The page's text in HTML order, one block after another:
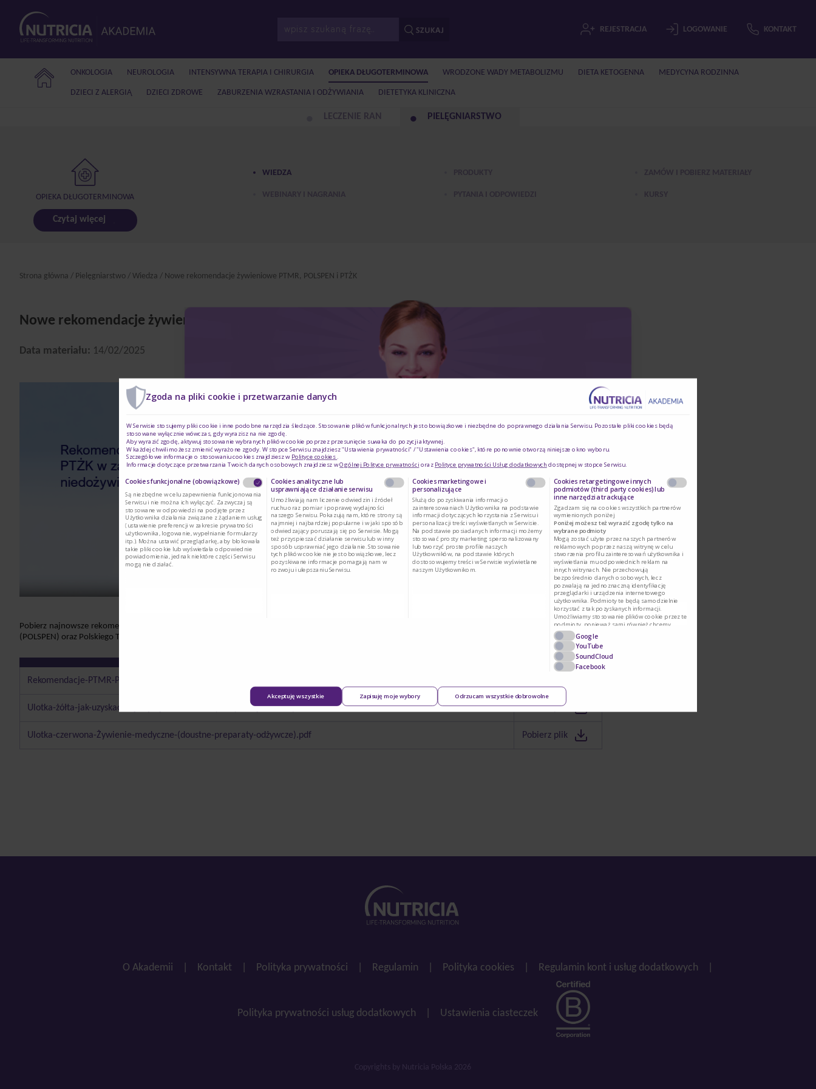
REJESTRACJA LOGOWANIE KONTAKT
ONKOLOGIA NEUROLOGIA INTENSYWNA TERAPIA I CHIRURGIA OPIEKA DŁUGOTERMINOWA WRODZONE WADY METABOLIZMU DIETA KETOGENNA MEDYCYNA RODZINNA
DZIECI Z ALERGIĄ DZIECI ZDROWE ZABURZENIA WZRASTANIA I ODŻYWIANIA DIETETYKA KLINICZNA
LECZENIE RAN PIELĘGNIARSTWO
OPIEKA DŁUGOTERMINOWA
Czytaj więcej
WIEDZA
Strona główna / Pielęgniarstwo / Wiedza / Nowe rekomendacje żywieniowe PTMR, POLSPEN i PTŻK
Nowe rekomendacje żywieniowe PTMR, POLSPEN i PTŻK
Data materiału: 14/02/2025
Pobierz najnowsze rekomendacje Polskiego Towarzystwa Medycyny Rodzinnej, Polskiego Towarzystwa Żywienia Pozajelitowego, Dojelitowego i Metabolizmu
(POLSPEN) oraz Polskiego Towarzystwa Żywienia Klinicznego w zakresie diagnostyki i leczenia niedożywienia w gabinecie lekarza POZ.
Rekomendacje-PTMR-POLSPEN-PTZK-w-zakresie-diagnostyki-i-leczenia-niedozywienia-w-gabinecie-lekarza-POZ-2024.pdf
Ulotka-żółta-jak-uzyskać-najwięcej-wartości-odżywczych-z-jedzenia.pdf Pobierz plik
Ulotka-czerwona-Żywienie-medyczne-(doustne-preparaty-odżywcze).pdf Pobierz plik
Czy jesteś osobą posiadającą kwalifikacje z
zakresu medycyny, farmacji, pielęgniarstwa,
dietetyki?
Tak Nie
O Akademii Kontakt Polityka prywatności Regulamin Polityka cookies Regulamin kont i usług dodatkowych
Polityka prywatności usług dodatkowych Ustawienia ciasteczek
Copyrights by Nutricia Polska 2026
Zgoda na pliki cookie i przetwarzanie danych
W Serwisie stosujemy pliki cookie i inne podobne narzędzia śledzące. Stosowanie plików funkcjonalnych jest obowiązkowe i niezbędne do poprawnego działania Serwisu. Pozostałe pliki cookies będą
stosowane wyłącznie wówczas, gdy wyrazisz na nie zgodę.
Aby wyrazić zgodę, aktywuj stosowanie wybranych plików cookie poprzez przesunięcie suwaka do pozycji aktywnej.
W każdej chwili możesz zmienić wyrażone zgody. W stopce Serwisu znajdziesz "Ustawienia prywatności" / "Ustawienia cookies", które ponownie otworzą niniejsze okno wyboru.
Szczegółowe informacje o stosowaniu cookies znajdziesz w Polityce cookies.
Informacje dotyczące przetwarzania Twoich danych osobowych znajdziesz wOgólnej Polityce prywatności oraz Polityce prywatności Usług dodatkowych dostępnej w stopce Serwisu.
Cookies funkcjonalne (obowiązkowe)
Są niezbędne w celu zapewnienia funkcjonowania
Serwisu i nie można ich wyłączyć. Zazwyczaj są
stosowane w odpowiedzi na podjęte przez
Użytkownika działania związane z żądaniem usług
(ustawienie preferencji w zakresie prywatności
użytkownika, logowanie, wypełnianie formularzy
itp.). Można ustawić przeglądarkę, aby blokowała
takie pliki cookie lub wyświetlała odpowiednie
powiadomienia, jednak niektóre części Serwisu
mogą nie działać.
Cookies analityczne lub
usprawniające działanie serwisu
Umożliwiają nam liczenie odwiedzin i źródeł
ruchu oraz pomiar i poprawę wydajności
naszego Serwisu. Pokazują nam, które strony są
najmniej i najbardziej popularne i w jaki sposób
odwiedzający poruszają się po Serwisie. Mogą
też przyspieszać działanie serwisu lub w inny
sposób usprawniać jego działanie. Stosowanie
tych plików cookie nie jest obowiązkowe, lecz
pozyskiwane informacje pomagają nam w
rozwoju i ulepszaniu Serwisu.
Cookies marketingowe i
personalizujące
Służą do pozyskiwania informacji o
zainteresowaniach Użytkownika na podstawie
informacji dotyczących korzystania z Serwisu i
personalizacji treści wyświetlanych w Serwisie.
Na podstawie posiadanych informacji możemy
stosować prosty marketing spersonalizowany
lub tworzyć proste profile naszych
Użytkowników, na podstawie których
dostosowujemy treści w Serwisie wyświetlane
naszym Użytkownikom.
Cookies retargetingowe innych
podmiotów (third party cookies) lub
inne narzędzia trackujące
Zgadzam się na cookies wszystkich partnerów
wymienionych poniżej
Poniżej możesz też wyrazić zgodę tylko na
wybrane podmioty
Mogą zostać użyte przez naszych partnerów
reklamowych poprzez naszą witrynę w celu
stworzenia profilu zainteresowań użytkownika i
wyświetlania mu odpowiednich reklam na
innych witrynach. Nie przechowują
bezpośrednio danych osobowych, lecz
pozwalają na jednoznaczną identyfikację
przeglądarki i urządzenia internetowego
użytkownika. Podmioty te będą samodzielnie
korzystać z tak pozyskanych informacji.
Umożliwiamy stosowanie plików cookie przez te
podmioty, ponieważ sami również chcemy
korzystać z ich usług i kierować reklamy naszym
Użytkownikom.
Google
YouTube
SoundCloud
Facebook
Akceptuję wszystkie Zapisuję moje wybory Odrzucam wszystkie dobrowolne